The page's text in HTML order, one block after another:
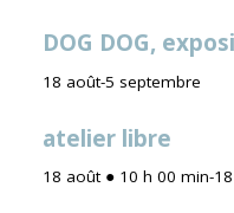
DOG DOG,
18 août-5 septembre
atelier libre
18 août ● 10 h 00 min-